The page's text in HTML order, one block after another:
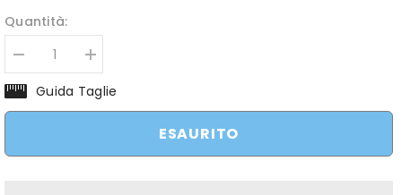
Quantità:
Diminuisci
quantità
per
Canottiera
Rugby
Macron
Aumenta
quantità
per
Canottiera
Rugby
Macron
Guida Taglie
ESAURITO